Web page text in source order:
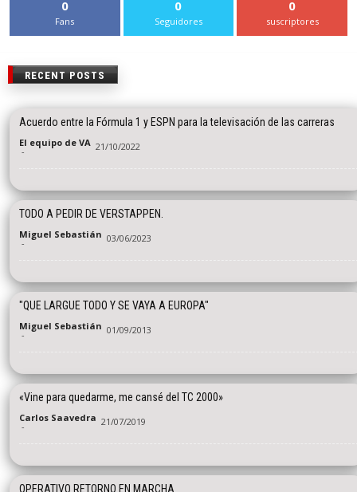
0
Fans
0
Seguidores
0
suscriptores
RECENT POSTS
Acuerdo entre la Fórmula 1 y ESPN para la televisación de las carreras
El equipo de VA
- 21/10/2022
TODO A PEDIR DE VERSTAPPEN.
Miguel Sebastián
- 03/06/2023
"QUE LARGUE TODO Y SE VAYA A EUROPA"
Miguel Sebastián
- 01/09/2013
«Vine para quedarme, me cansé del TC 2000»
Carlos Saavedra
- 21/07/2019
OPERATIVO RETORNO EN MARCHA